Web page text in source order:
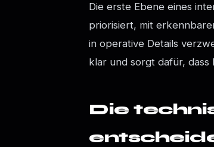
Die erste Ebene eines
priorisiert, mit
in operative Details
klar und sorgt dafür,
Die